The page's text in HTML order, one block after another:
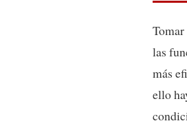
las
más
ello